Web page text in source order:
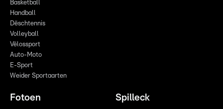
Basketball
Handball
Dëschtennis
Volleyball
Vëlossport
Auto-Moto
E-Sport
Weider Sportaarten
Fotoen Spilleck